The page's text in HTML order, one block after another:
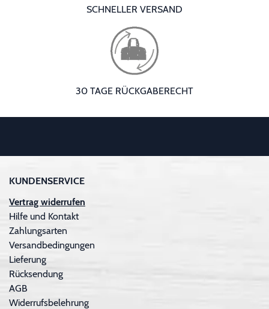
SCHNELLER VERSAND
30 TAGE RÜCKGABERECHT
KUNDENSERVICE
Vertrag widerrufen
Hilfe und Kontakt
Zahlungsarten
Versandbedingungen
Lieferung
Rücksendung
AGB
Widerrufsbelehrung